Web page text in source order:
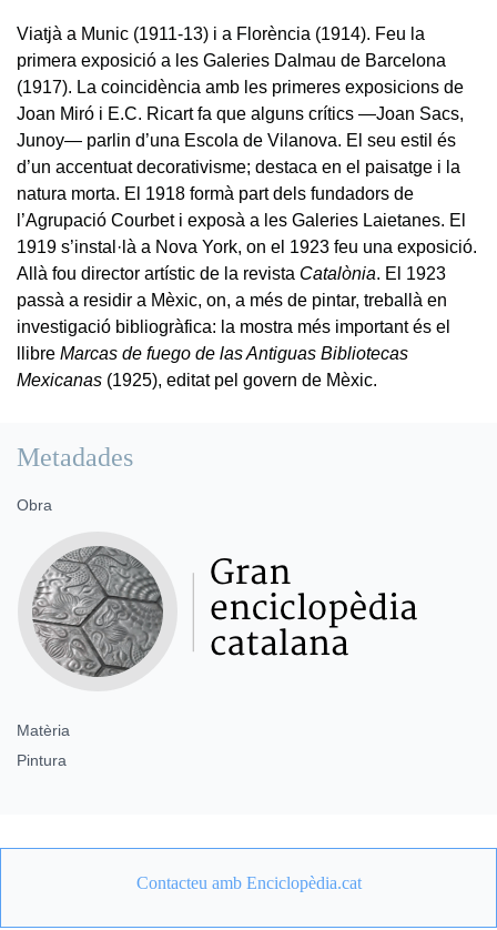
Viatjà a Munic (1911-13) i a Florència (1914). Feu la
primera exposició a les Galeries Dalmau de Barcelona
(1917). La coincidència amb les primeres exposicions de
Joan Miró i E.C. Ricart fa que alguns crítics —Joan Sacs,
Junoy— parlin d’una Escola de Vilanova. El seu estil és
d’un accentuat decorativisme; destaca en el paisatge i la
natura morta. El 1918 formà part dels fundadors de
l’Agrupació Courbet i exposà a les Galeries Laietanes. El
1919 s’instal·là a Nova York, on el 1923 feu una exposició.
Allà fou director artístic de la revista Catalònia. El 1923
passà a residir a Mèxic, on, a més de pintar, treballà en
investigació bibliogràfica: la mostra més important és el
llibre Marcas de fuego de las Antiguas Bibliotecas
Mexicanas (1925), editat pel govern de Mèxic.
Metadades
Obra
Matèria
Pintura
Contacteu amb Enciclopèdia.cat